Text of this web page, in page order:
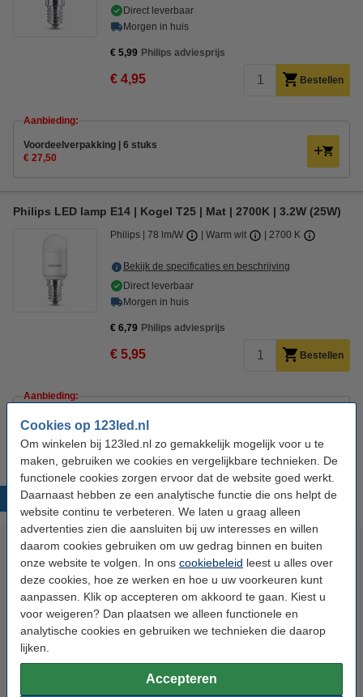
Cookies op 123led.nl
Om winkelen bij 123led.nl zo gemakkelijk mogelijk voor u te
maken, gebruiken we cookies en vergelijkbare technieken. De
functionele cookies zorgen ervoor dat de website goed werkt.
Daarnaast hebben ze een analytische functie die ons helpt de
website continu te verbeteren. We laten u graag alleen
advertenties zien die aansluiten bij uw interesses en willen
daarom cookies gebruiken om uw gedrag binnen en buiten
onze website te volgen. In ons cookiebeleid leest u alles over
deze cookies, hoe ze werken en hoe u uw voorkeuren kunt
aanpassen. Klik op accepteren om akkoord te gaan. Kiest u
voor weigeren? Dan plaatsen we alleen functionele en
analytische cookies en gebruiken we technieken die daarop
lijken.
Accepteren
Direct leverbaar
Morgen in huis
€ 5,99 Philips adviesprijs
€ 4,95 Bestellen
Aanbieding:
Voordeelverpakking | 6 stuks
€ 27,50
Philips LED lamp E14 | Kogel T25 | Mat | 2700K | 3.2W (25W)
Philips 78 lm/W Warm wit 2700 K
Bekijk de specificaties en beschrijving
Direct leverbaar
Morgen in huis
€ 6,79 Philips adviesprijs
€ 5,95 Bestellen
Aanbieding:
Voordeelverpakking | 6 stuks
€ 34,50
Populaire producten
123led LED lamp E27 | Kogel